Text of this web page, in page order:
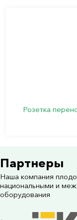
Розетка
Партнеры
Наша компания
национальными и
оборудования